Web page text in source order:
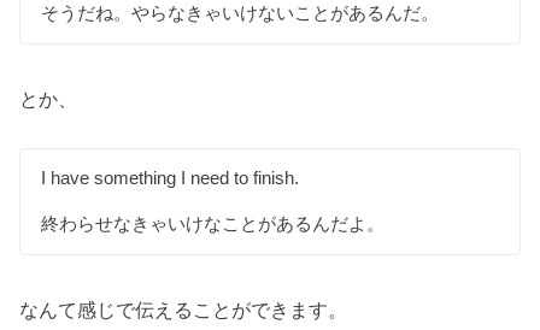
そうだね。やらなきゃいけないことがあるんだ。
とか、
I have something I need to finish.
終わらせなきゃいけなことがあるんだよ。
なんて感じで伝えることができます。